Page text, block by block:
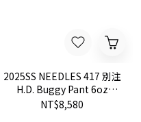
2025SS NEEDLES 417 別注
H.D. Buggy Pant 6oz
Denim 寬版 括腿 丹寧 牛仔
NT$8,580